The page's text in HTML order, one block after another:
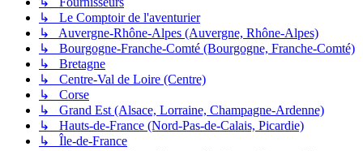
↳ Le Comptoir de l'aventurier
↳ Auvergne-Rhône-Alpes (Auvergne, Rhône-Alpes)
↳ Bourgogne-Franche-Comté (Bourgogne, Franche-Comté)
↳ Bretagne
↳ Centre-Val de Loire (Centre)
↳ Corse
↳ Grand Est (Alsace, Lorraine, Champagne-Ardenne)
↳ Hauts-de-France (Nord-Pas-de-Calais, Picardie)
↳ Île-de-France